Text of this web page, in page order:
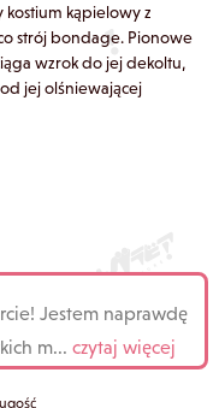
kostium kąpielowy z
strój bondage. Pionowe
wzrok do jej dekoltu,
jej olśniewającej
Jestem naprawdę
m... czytaj więcej